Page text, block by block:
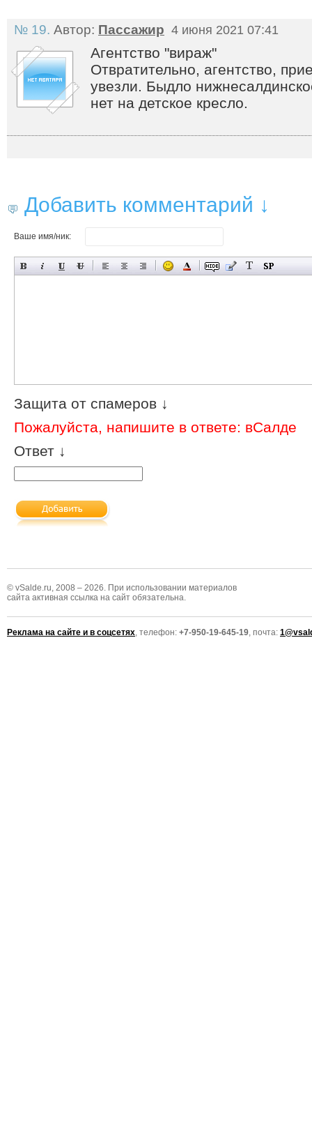
№ 19. Автор: Пассажир 4 июня 2021 07:41
Агентство "вираж"
Отвратительно, агентство,
увезли. Быдло
нет на детское кресло.
Добавить комментарий ↓
Ваше имя/ник:
Защита от спамеров ↓
Пожалуйста, напишите в ответе: вСалде
Ответ ↓
© vSalde.ru, 2008 – 2026. При использовании материалов
сайта активная ссылка на сайт обязательна.
Реклама на сайте и в соцсетях, телефон: +7-950-19-645-19, почта: